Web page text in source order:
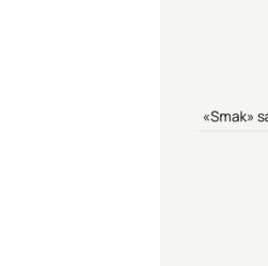
«Smak»